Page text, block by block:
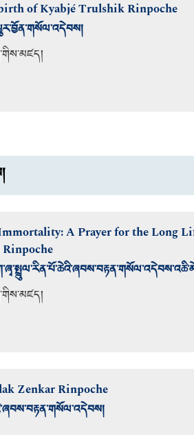
of Kyabjé Trulshik Rinpoche
་གིས་མཛད།
A Prayer for the Long
Rinpoche
་གིས་མཛད།
Zenkar Rinpoche